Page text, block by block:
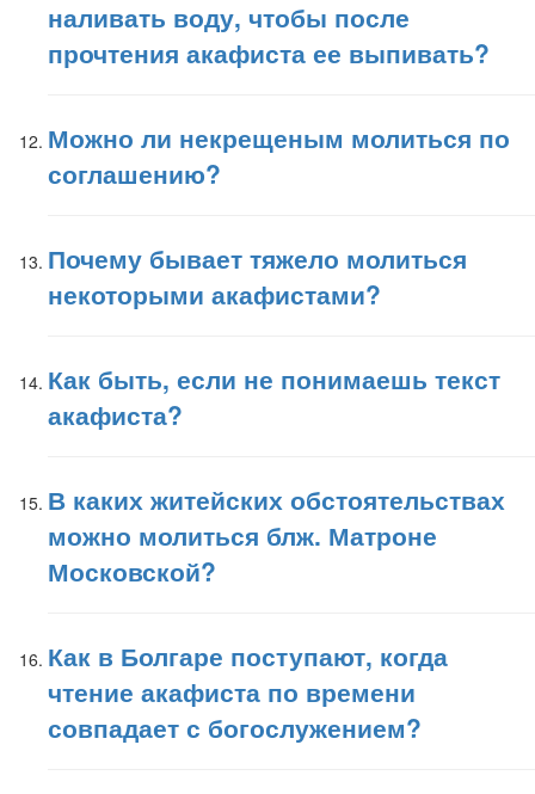
наливать воду, чтобы после
прочтения акафиста ее выпивать?
Можно ли некрещеным молиться по
соглашению?
Почему бывает тяжело молиться
некоторыми акафистами?
Как быть, если не понимаешь текст
акафиста?
В каких житейских обстоятельствах
можно молиться блж. Матроне
Московской?
Как в Болгаре поступают, когда
чтение акафиста по времени
совпадает с богослужением?